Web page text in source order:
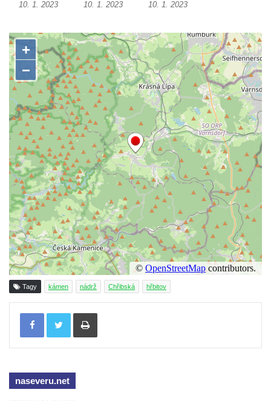
Věžová studna na náměstí Míru v Bochově
Kašna na náměstí Míru v Bochově
Kašna na čestném dvoře zámku v
Duchcově
Kašna s reliéfem v Knížecí zahradě v
Duchcově
Kašna na náměstí Republiky v Duchcově
Kašna na náměstí T. G. Masaryka ve
Frýdlantu
Kašna u sochy svatého Jakuba della Marca
u kláštera v Hejnicích
Fontána na náměstí E. Beneše v Milevsku
Kašna na Masarykově náměstí v Polici nad
Metují
Kašna v Sadech Československé armády v
Pamětní kašna přírodních léčivých zdrojů v
Kašna na křižovatce v Cítolibech
10. 1. 2023 10. 1. 2023 10. 1. 2023
Tagy kámen nádrž Chřibská hřbitov
Tisknout
naseveru.net